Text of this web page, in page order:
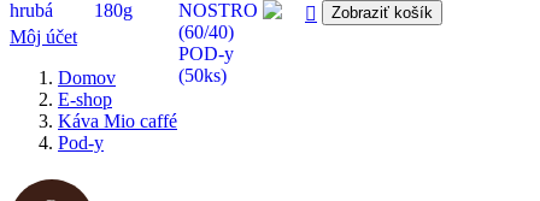
Zobraziť košík

Môj účet
Domov
E-shop
Káva Mio caffé
Pod-y